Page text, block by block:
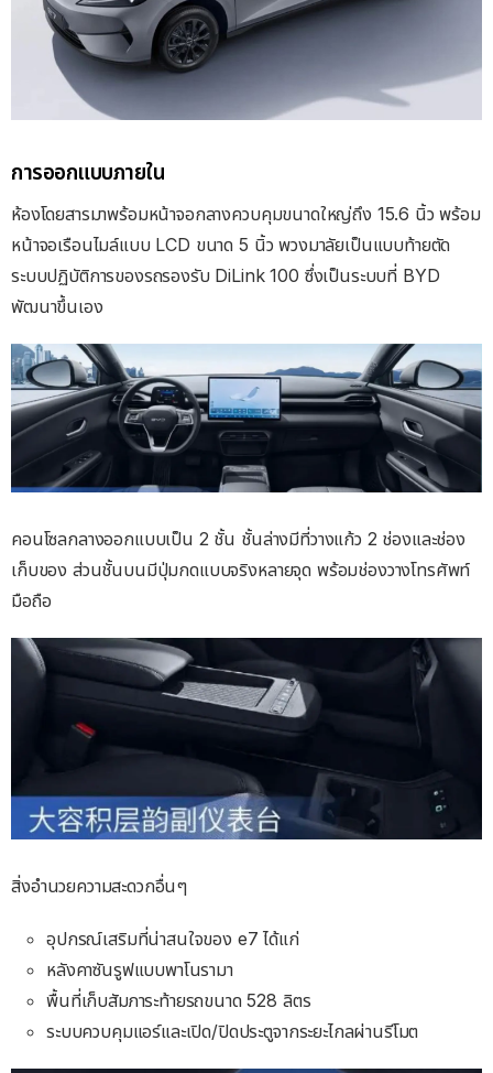
การออกแบบภายใน
ห้องโดยสารมาพร้อมหน้าจอกลางควบคุมขนาดใหญ่ถึง 15.6 นิ้ว พร้อม
หน้าจอเรือนไมล์แบบ LCD ขนาด 5 นิ้ว พวงมาลัยเป็นแบบท้ายตัด
ระบบปฏิบัติการของรถรองรับ DiLink 100 ซึ่งเป็นระบบที่ BYD
พัฒนาขึ้นเอง
คอนโซลกลางออกแบบเป็น 2 ชั้น ชั้นล่างมีที่วางแก้ว 2 ช่องและช่อง
เก็บของ ส่วนชั้นบนมีปุ่มกดแบบจริงหลายจุด พร้อมช่องวางโทรศัพท์
มือถือ
สิ่งอำนวยความสะดวกอื่นๆ
อุปกรณ์เสริมที่น่าสนใจของ e7 ได้แก่
หลังคาซันรูฟแบบพาโนรามา
พื้นที่เก็บสัมภาระท้ายรถขนาด 528 ลิตร
ระบบควบคุมแอร์และเปิด/ปิดประตูจากระยะไกลผ่านรีโมต